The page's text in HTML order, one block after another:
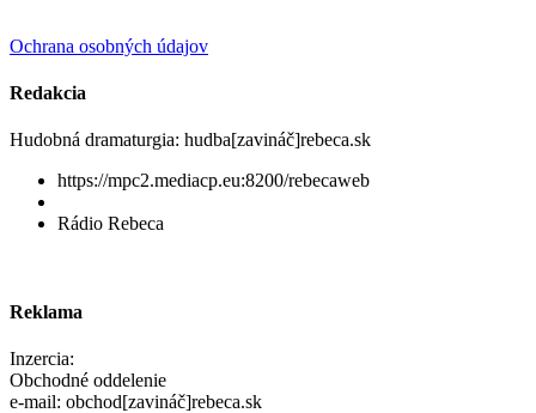
Ochrana osobných údajov
Redakcia
Hudobná dramaturgia: hudba[zavináč]rebeca.sk
https://mpc2.mediacp.eu:8200/rebecaweb
Rádio Rebeca
Reklama
Inzercia:
Obchodné oddelenie
e-mail: obchod[zavináč]rebeca.sk